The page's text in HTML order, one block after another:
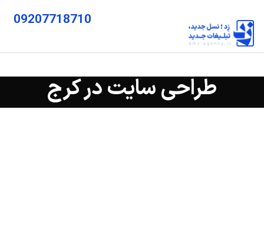
09207718710
طراحی سایت در کرج